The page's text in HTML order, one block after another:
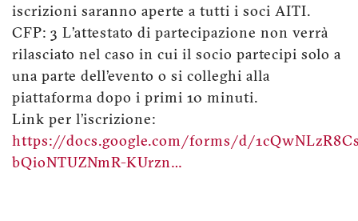
iscrizioni saranno aperte a tutti i soci AITI.
CFP: 3 L’attestato di partecipazione non verrà
rilasciato nel caso in cui il socio partecipi solo a
una parte dell’evento o si colleghi alla
piattaforma dopo i primi 10 minuti.
Link per l’iscrizione:
https://docs.google.com/forms/d/
bQioNTUZNmR-KUrzn…